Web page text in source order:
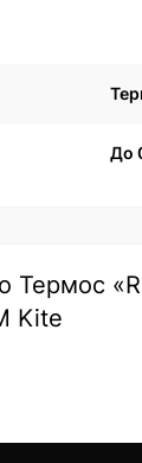
До
Термос
Kite